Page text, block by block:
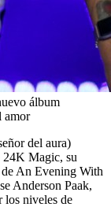
álbum
amor
del aura)
24K Magic, su
An Evening With
Anderson Paak,
los niveles de